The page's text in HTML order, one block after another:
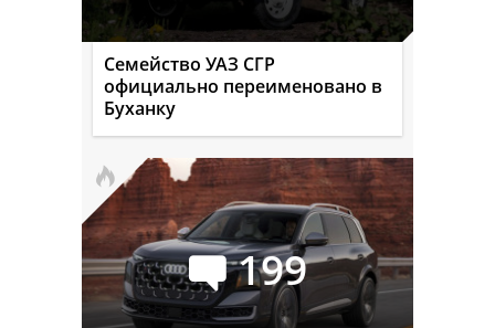
Семейство УАЗ СГР
официально переименовано в
Буханку
199